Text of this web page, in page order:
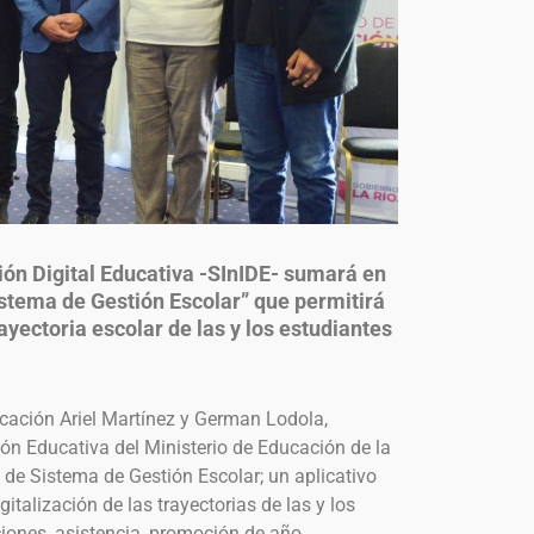
Digital Educativa -SInIDE- sumará en
de Gestión Escolar” que permitirá
escolar de las y los estudiantes
Ariel Martínez y German Lodola,
Educativa del Ministerio de Educación de la
Sistema de Gestión Escolar; un aplicativo
de las trayectorias de las y los